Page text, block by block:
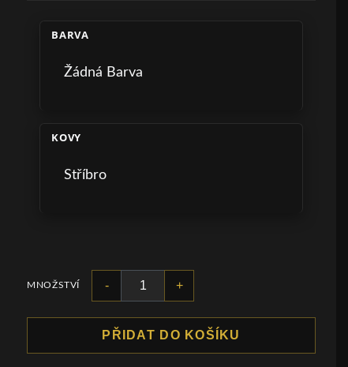
BARVA
Žádná Barva
KOVY
Stříbro
MNOŽSTVÍ - +
PŘIDAT DO KOŠÍKU